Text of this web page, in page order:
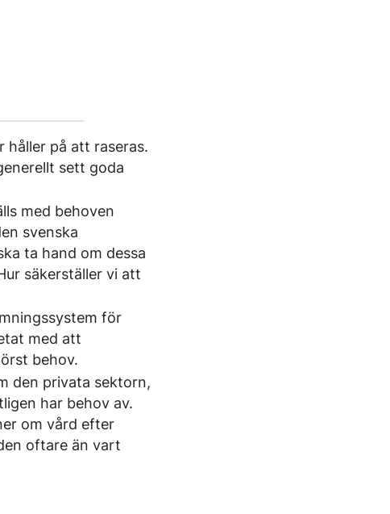
håller på att raseras.
sett goda
med behoven
svenska
ta hand om dessa
säkerställer vi att
för
med att
behov.
den privata sektorn,
har behov av.
om vård efter
oftare än vart